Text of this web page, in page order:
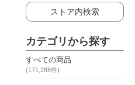
ストア内検索
カテゴリから探す
すべての商品
(171,288件)